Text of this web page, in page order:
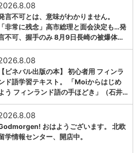
言不可とは、意味がわかりません。
「非常に残念」高市総理と面会決定も…発
不可、握手のみ 8月9日長崎の被爆体…
【ビネバル出版の本】 初心者用 フィンラ
ド語学習テキスト。 「Moiからはじめ
う フィンランド語の手ほどき」（石井…
おはようございます。 北欧
学情報センター、開店中。